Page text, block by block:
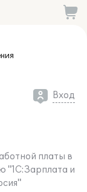
Вход
платы в
и